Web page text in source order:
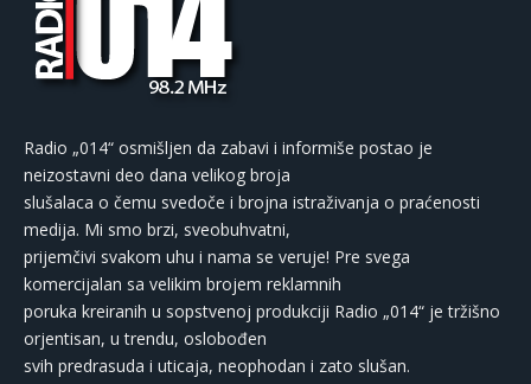
Radio „014“ osmišljen da zabavi i informiše postao je
neizostavni deo dana velikog broja
slušalaca o čemu svedoče i brojna istraživanja o praćenosti
medija. Mi smo brzi, sveobuhvatni,
prijemčivi svakom uhu i nama se veruje! Pre svega
komercijalan sa velikim brojem reklamnih
poruka kreiranih u sopstvenoj produkciji Radio „014“ je tržišno
orjentisan, u trendu, oslobođen
svih predrasuda i uticaja, neophodan i zato slušan.